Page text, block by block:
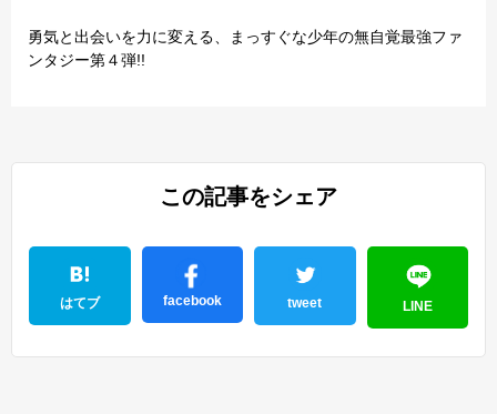
勇気と出会いを力に変える、まっすぐな少年の無自覚最強ファ
ンタジー第４弾!!
この記事をシェア
はてブ facebook tweet LINE